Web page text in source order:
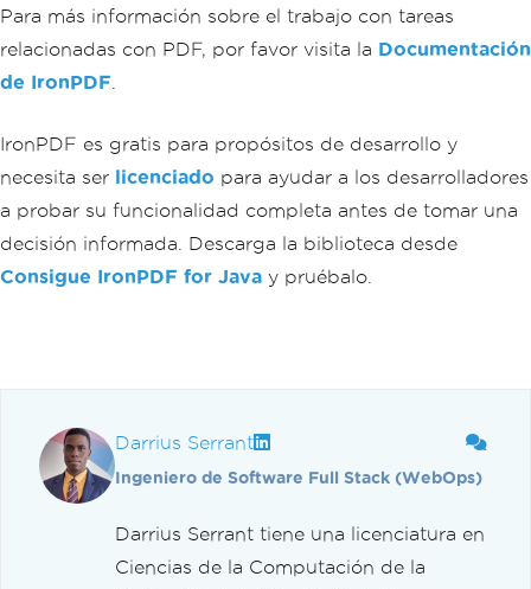
Para más información sobre el trabajo con tareas
relacionadas con PDF, por favor visita la Documentación
de IronPDF
IronPDF es gratis para propósitos de desarrollo y
necesita ser licenciado para ayudar a los desarrolladores
a probar su funcionalidad completa antes de tomar una
decisión informada. Descarga la biblioteca desde
Consigue IronPDF for Java y pruébalo.
Darrius Serrant
Ingeniero de Software Full Stack (WebOps)
Darrius Serrant tiene una licenciatura en
Ciencias de la Computación de la